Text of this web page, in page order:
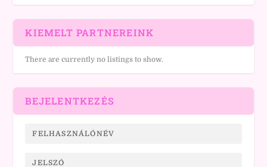
KIEMELT PARTNEREINK
There are currently no listings to show.
BEJELENTKEZÉS